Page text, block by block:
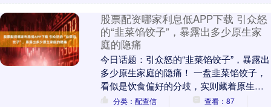
股票配资哪家利息低APP下载 引众怒
的“韭菜馅饺子”，暴露出多少原生家
庭的隐痛
今日话题：引众怒的“韭菜馅饺子”，暴露出
多少原生家庭的隐痛！ 一盘韭菜馅饺子，
看似是饮食偏好的分歧，实则藏着原生家
庭的相处隐痛。强迫、不理解、忽视个体
分类：配查信 查看：87